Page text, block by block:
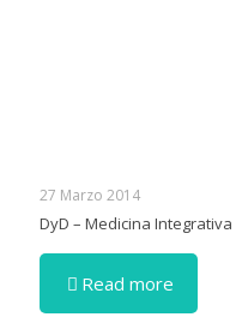
27 Marzo 2014
DyD – Medicina Integrativa
Read more